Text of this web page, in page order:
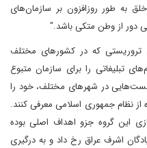
طور روزافزون بر سازمان‌های
دور از وطن متکی باشد."
تروریستی که در کشورهای مختلف
تبلیغاتی را برای سازمان متبوع
در شهرهای مختلف، خود را
نظام جمهوری اسلامی معرفی کنند.
این گروه جزو اهداف اصلی بوده
اشرف عراق رخ داد و به درگیری